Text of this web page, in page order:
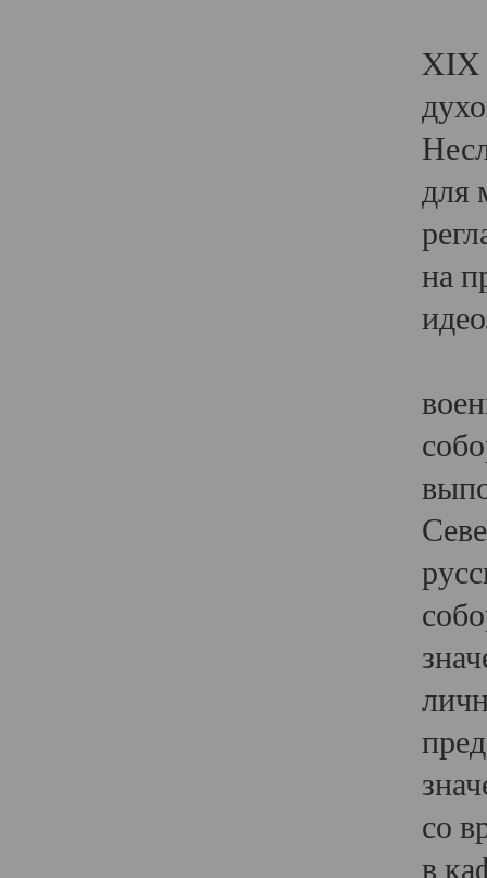
XIX
для
на
со
в